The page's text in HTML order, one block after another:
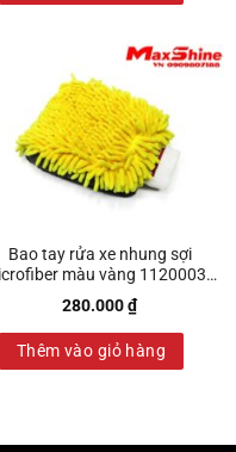
Bao tay rửa xe nhung sợi
màu vàng 1120003Y
Maxshine
280.000₫
Thêm vào giỏ hàng